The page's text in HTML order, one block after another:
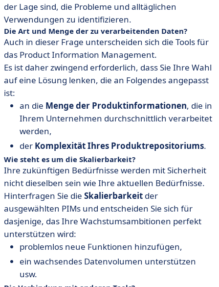
der Lage sind, die Probleme und alltäglichen
Verwendungen zu identifizieren.
Die Art und Menge der zu verarbeitenden Daten?
Auch in dieser Frage unterscheiden sich die Tools für
das Product Information Management.
Es ist daher zwingend erforderlich, dass Sie Ihre Wahl
auf eine Lösung lenken, die an Folgendes angepasst
ist:
an die Menge der Produktinformationen, die in
Ihrem Unternehmen durchschnittlich verarbeitet
werden,
der Komplexität Ihres Produktrepositoriums.
Wie steht es um die Skalierbarkeit?
Ihre zukünftigen Bedürfnisse werden mit Sicherheit
nicht dieselben sein wie Ihre aktuellen Bedürfnisse.
Hinterfragen Sie die Skalierbarkeit der
ausgewählten PIMs und entscheiden Sie sich für
dasjenige, das Ihre Wachstumsambitionen perfekt
unterstützen wird:
problemlos neue Funktionen hinzufügen,
ein wachsendes Datenvolumen unterstützen
usw.